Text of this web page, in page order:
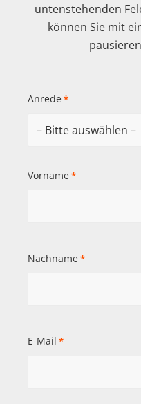
untenstehenden
können Sie mit
Anrede *
Vorname *
Nachname *
E-Mail *